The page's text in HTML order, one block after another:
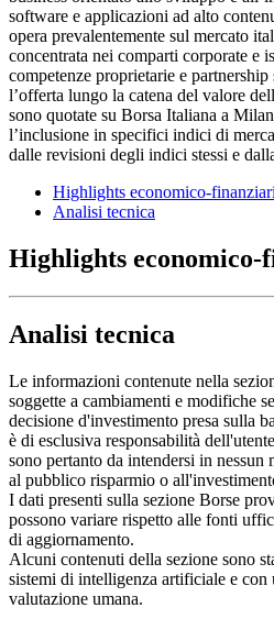
software e applicazioni ad alto
opera prevalentemente sul mercato
concentrata nei comparti corporate e
competenze proprietarie e
l’offerta lungo la catena del valore
sono quotate su Borsa Italiana a
l’inclusione in specifici indici di
dalle revisioni degli indici stessi e
Highlights economico-finanziari
Analisi tecnica
Highlights
Analisi tecnica
Le informazioni contenute nella
soggette a cambiamenti e modifiche
decisione d'investimento presa sulla
è di esclusiva responsabilità
sono pertanto da intendersi in nessun
al pubblico risparmio o
I dati presenti sulla sezione Borse
possono variare rispetto alle fonti
di aggiornamento.
Alcuni contenuti della sezione sono
sistemi di intelligenza artificiale e con
valutazione umana.